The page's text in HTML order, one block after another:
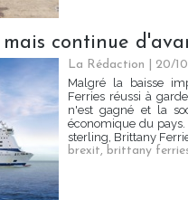
continue
La Rédaction | 20/
Malgré la baisse
Ferries réussi à
n'est gagné et la
économique du
sterling, Brittany
brexit, brittany